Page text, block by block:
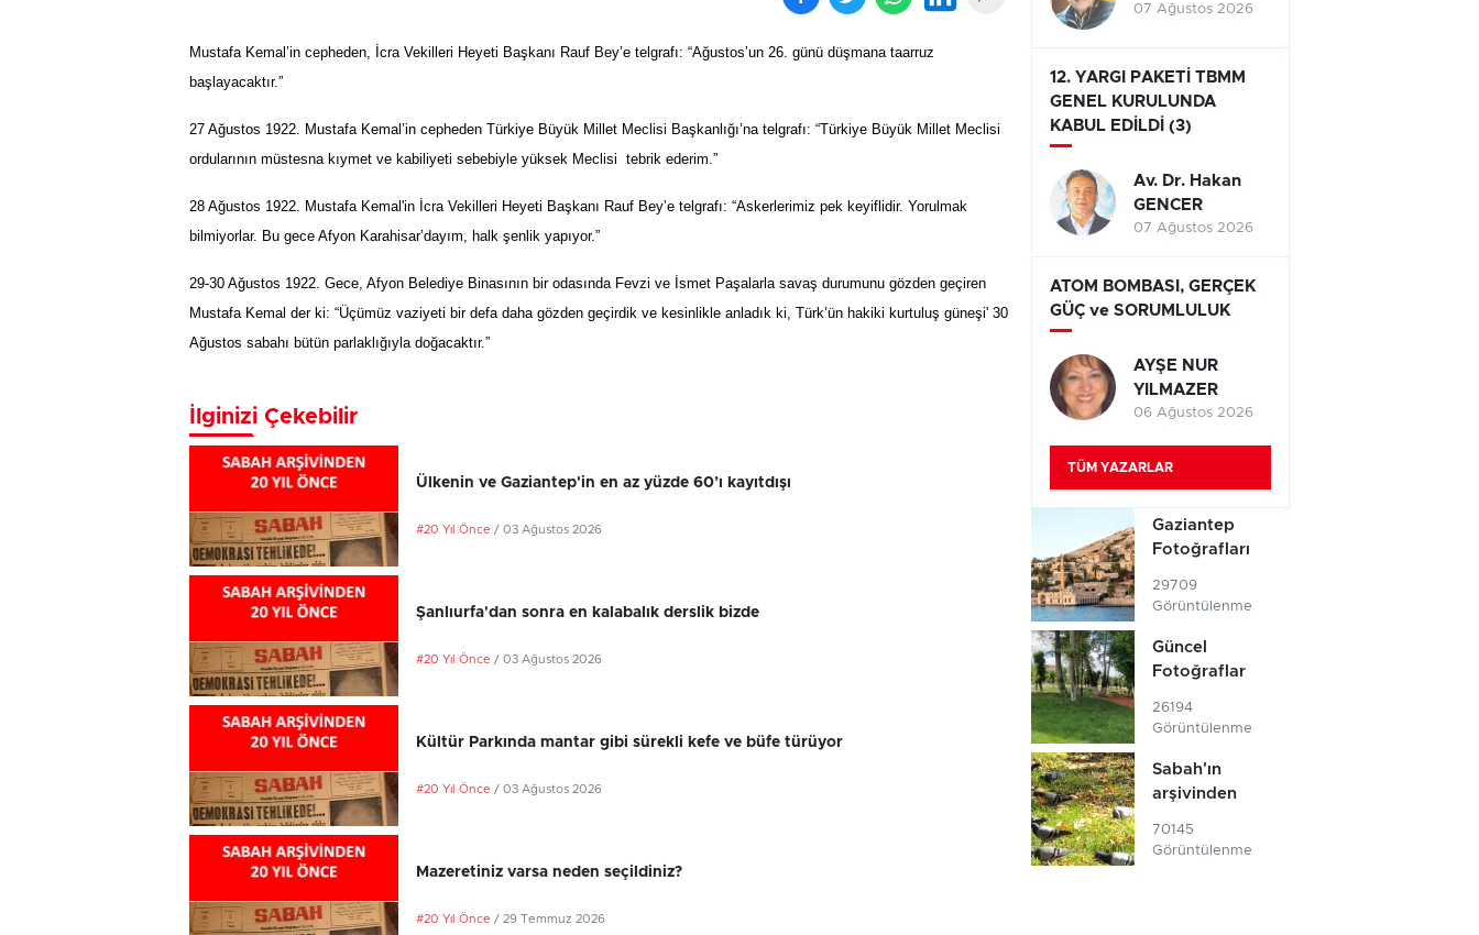
Mustafa Kemal’in cepheden, İcra Vekilleri Heyeti Başkanı Rauf Bey’e telgrafı: “Ağustos’un 26. günü düşmana taarruz
başlayacaktır.”
27 Ağustos 1922. Mustafa Kemal’in cepheden Türkiye Büyük Millet Meclisi Başkanlığı’na telgrafı: “Türkiye Büyük Millet Meclisi
ordularının müstesna kıymet ve kabiliyeti sebebiyle yüksek Meclisi tebrik ederim.”
28 Ağustos 1922. Mustafa Kemal'in İcra Vekilleri Heyeti Başkanı Rauf Bey’e telgrafı: “Askerlerimiz pek keyiflidir. Yorulmak
bilmiyorlar. Bu gece Afyon Karahisar’dayım, halk şenlik yapıyor.”
29-30 Ağustos 1922. Gece, Afyon Belediye Binasının bir odasında Fevzi ve İsmet Paşalarla savaş durumunu gözden geçiren
Mustafa Kemal der ki: “Üçümüz vaziyeti bir defa daha gözden geçirdik ve kesinlikle anladık ki, Türk’ün hakiki kurtuluş güneşi' 30
Ağustos sabahı bütün parlaklığıyla doğacaktır.”
İlginizi Çekebilir
Ülkenin ve Gaziantep'in en az yüzde 60’ı kayıtdışı
#20 Yıl Önce / 03 Ağustos 2026
Şanlıurfa'dan sonra en kalabalık derslik bizde
#20 Yıl Önce / 03 Ağustos 2026
Kültür Parkında mantar gibi sürekli kefe ve büfe türüyor
#20 Yıl Önce / 03 Ağustos 2026
Mazeretiniz varsa neden seçildiniz?
#20 Yıl Önce / 29 Temmuz 2026
07 Ağustos 2026
12. YARGI PAKETİ TBMM
GENEL KURULUNDA
KABUL EDİLDİ (3)
Av. Dr. Hakan
GENCER
07 Ağustos 2026
ATOM BOMBASI, GERÇEK
GÜÇ ve SORUMLULUK
AYŞE NUR
YILMAZER
06 Ağustos 2026
TÜM YAZARLAR
Gaziantep
Fotoğrafları
29709
Görüntülenme
Güncel
Fotoğraflar
26194
Görüntülenme
Sabah'ın
arşivinden
70145
Görüntülenme